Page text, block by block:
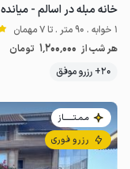
خانه مبله در اسالم - میانده
1 خوابه . 90 متر . تا 7 مهمان
هر شب از 1٬200٬000 تومان
20+ رزرو موفق
مـمـتــــــاز
رزرو فوری